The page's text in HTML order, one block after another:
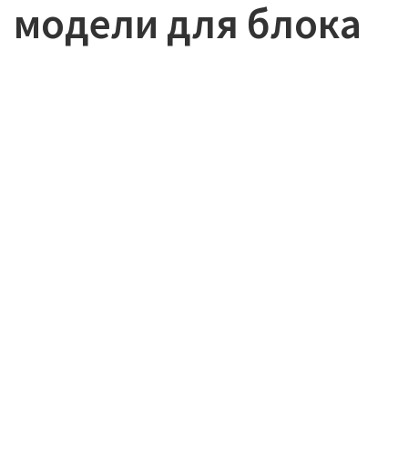
Наши моды
модели для блока